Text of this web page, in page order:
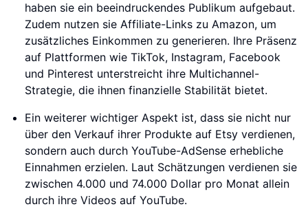
haben sie ein beeindruckendes Publikum aufgebaut.
Zudem nutzen sie Affiliate-Links zu Amazon, um
zusätzliches Einkommen zu generieren. Ihre Präsenz
auf Plattformen wie TikTok, Instagram, Facebook
und Pinterest unterstreicht ihre Multichannel-
Strategie, die ihnen finanzielle Stabilität bietet.
Ein weiterer wichtiger Aspekt ist, dass sie nicht nur
über den Verkauf ihrer Produkte auf Etsy verdienen,
sondern auch durch YouTube-AdSense erhebliche
Einnahmen erzielen. Laut Schätzungen verdienen sie
zwischen 4.000 und 74.000 Dollar pro Monat allein
durch ihre Videos auf YouTube.